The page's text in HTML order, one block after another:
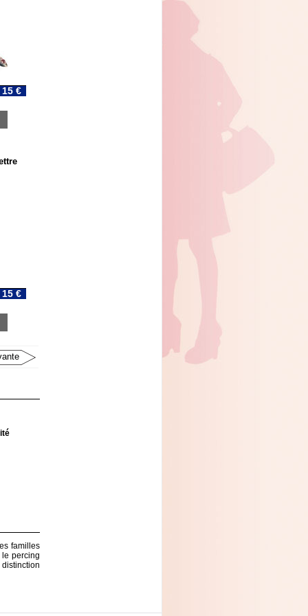
15 €
15 €
familles
le percing